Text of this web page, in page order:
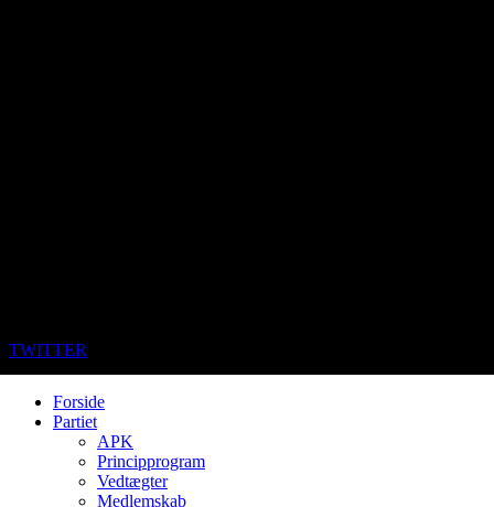
TWITTER
Forside
Partiet
APK
Principprogram
Vedtægter
Medlemskab